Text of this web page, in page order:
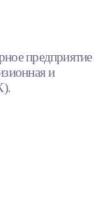
предприятие
и